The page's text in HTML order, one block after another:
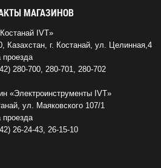
МАГАЗИНОВ
IVT»
Казахстан, г. Костанай, ул. Целинная,4
280-700, 280-701, 280-702
«Электроинструменты IVT»
ул. Маяковского 107/1
26-24-43, 26-15-10